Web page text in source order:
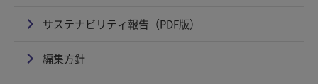
サステナビリティ報告（PDF版）
編集方針